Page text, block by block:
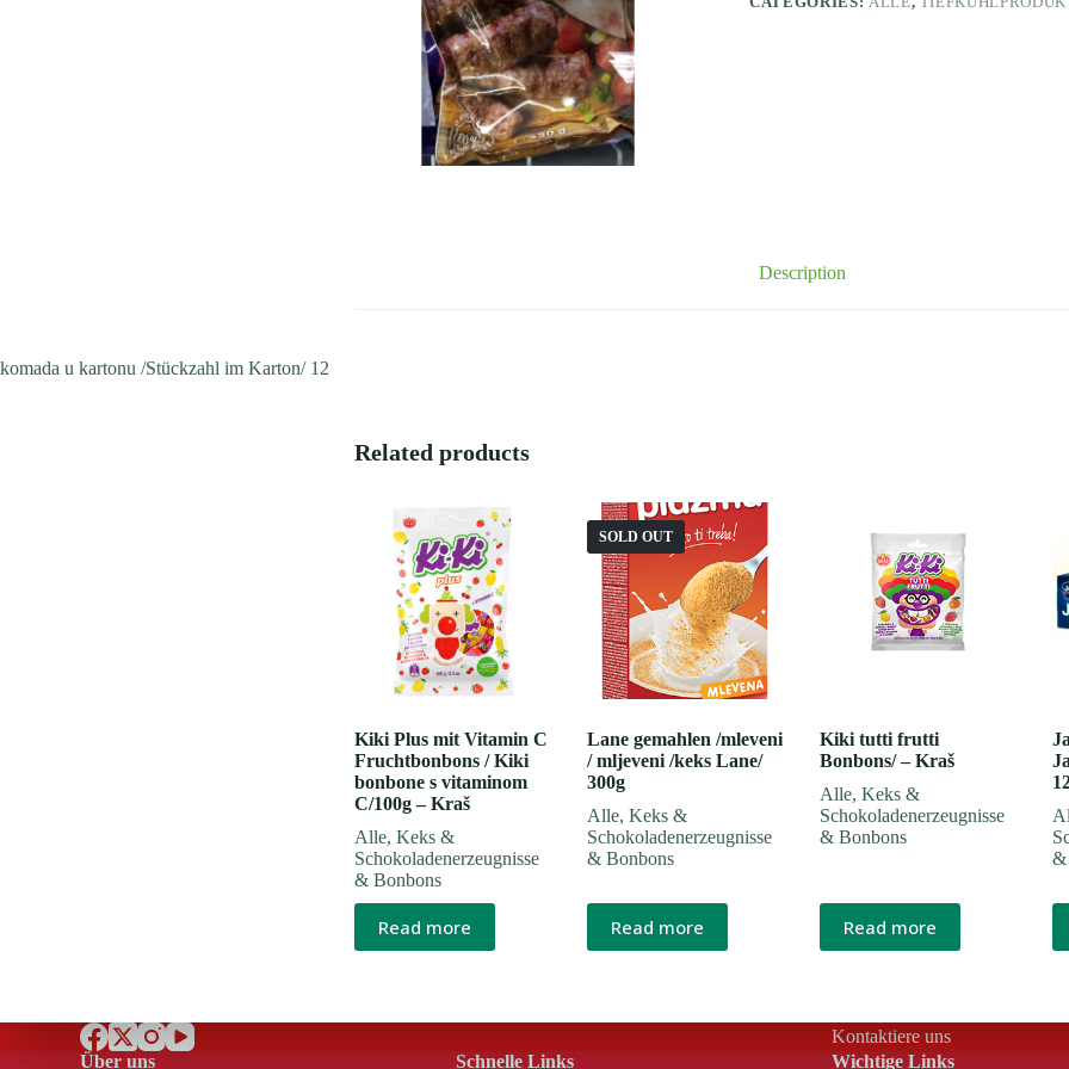
Description
komada u kartonu /Stückzahl im Karton/ 12
Related products
Kiki Plus mit Vitamin C
Fruchtbonbons / Kiki
bonbone s vitaminom
C/100g – Kraš
Alle, Keks &
Schokoladenerzeugnisse
& Bonbons
Read more
SOLD OUT
Lane gemahlen /mleveni
/ mljeveni /keks Lane/
300g
Alle, Keks &
Schokoladenerzeugnisse
& Bonbons
Read more
Kiki tutti frutti
Bonbons/ – Kraš
Alle, Keks &
Schokoladenerzeugnisse
& Bonbons
Read more
&
Kontaktiere uns
Über uns
Schnelle Links Wichtige Links